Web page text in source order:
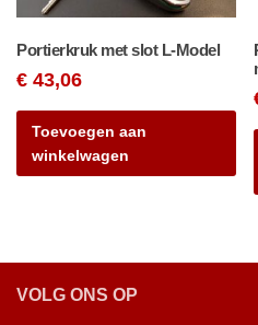
Portierkruk met slot L-Model
€ 43,06
Toevoegen aan
winkelwagen
VOLG ONS OP